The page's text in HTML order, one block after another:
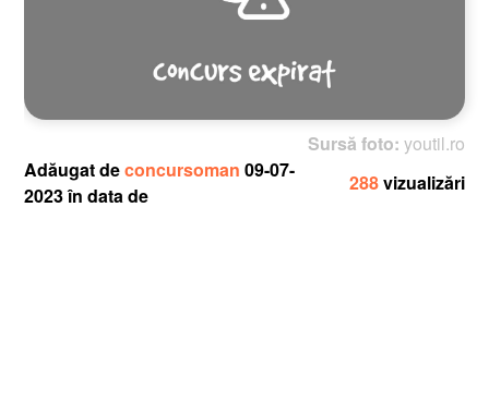
Sursă foto:youtil.ro
Adăugat deconcursoman09-07-
2023 în data de
288vizualizări